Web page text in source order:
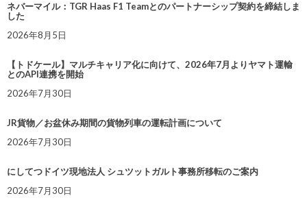
ネバーマイル：TGR Haas F1 Teamとのパートナーシップ契約を締結しま
した
2026年8月5日
【トドケール】マルチキャリア化に向けて、2026年7月よりヤマト運輸
とのAPI連携を開始
2026年7月30日
JR貨物／お盆休み期間の貨物列車の運転計画について
2026年7月30日
にしてつドイツ現地法人 シュツットガルト事務所移転のご案内
2026年7月30日